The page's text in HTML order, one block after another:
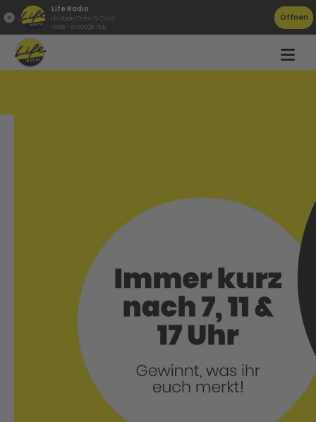
Life Radio
Life Radio GmbH & Co.KG
Gratis - in Google Play
Öffnen